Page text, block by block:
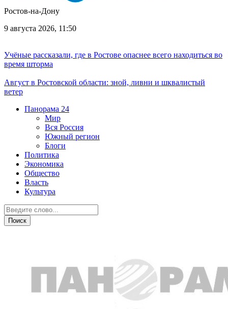
Ростов-на-Дону
9 августа 2026, 11:50
Учёные рассказали, где в Ростове опаснее всего находиться во
время шторма
Август в Ростовской области: зной, ливни и шквалистый
ветер
Панорама 24
Мир
Вся Россия
Южный регион
Блоги
Политика
Экономика
Общество
Власть
Культура